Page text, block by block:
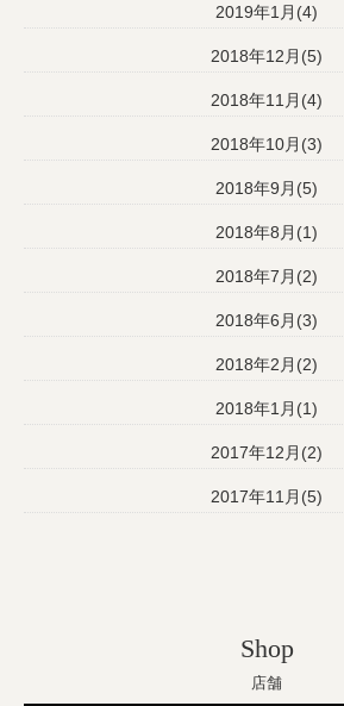
2019年1月(4)
2018年12月(5)
2018年11月(4)
2018年10月(3)
2018年9月(5)
2018年8月(1)
2018年7月(2)
2018年6月(3)
2018年2月(2)
2018年1月(1)
2017年12月(2)
2017年11月(5)
Shop
店舗